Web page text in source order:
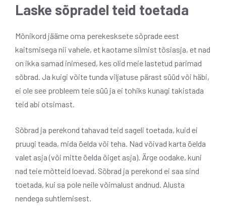
Laske sõpradel teid toetada
Mõnikord jääme oma perekesksete sõprade eest
kaitsmisega nii vahele, et kaotame silmist tõsiasja, et nad
on ikka samad inimesed, kes olid meie lastetud parimad
sõbrad. Ja kuigi võite tunda viljatuse pärast süüd või häbi,
ei ole see probleem teie süü ja ei tohiks kunagi takistada
teid abi otsimast.
Sõbrad ja perekond tahavad teid sageli toetada, kuid ei
pruugi teada, mida öelda või teha. Nad võivad karta öelda
valet asja (või mitte öelda õiget asja). Ärge oodake, kuni
nad teie mõtteid loevad. Sõbrad ja perekond ei saa sind
toetada, kui sa pole neile võimalust andnud. Alusta
nendega suhtlemisest.